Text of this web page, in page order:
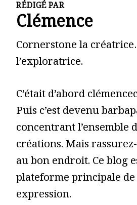
RÉDIGÉ PAR
Clémence
Cornerstone la
l’exploratrice.
C’était d’abord
Puis c’est devenu
concentrant l’ensemble
créations. Mais
au bon endroit. Ce blog
plateforme principale
expression.